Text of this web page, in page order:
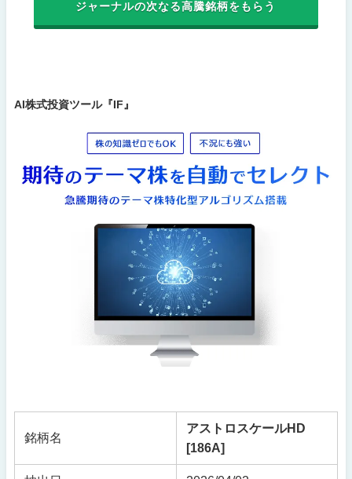
ジャーナルの次なる高騰銘柄をもらう
AI株式投資ツール『IF』
銘柄名
アストロスケールHD
[186A]